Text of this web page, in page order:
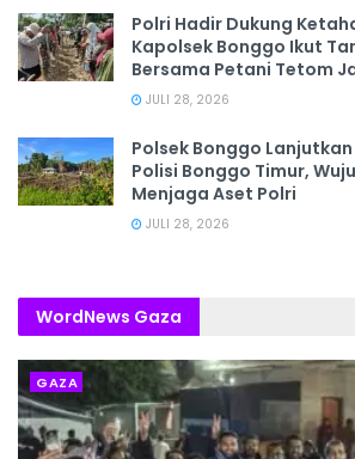
Polri Hadir Dukung
Kapolsek Bonggo Ikut
Bersama Petani Tetom
JULI 28, 2026
Polsek Bonggo
Polisi Bonggo Timur,
Menjaga Aset Polri
JULI 28, 2026
WordNews Gaza
GAZA